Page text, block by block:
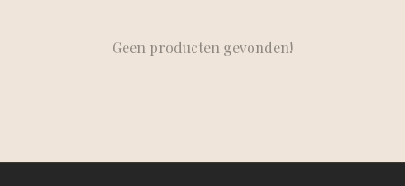
Geen producten gevonden!